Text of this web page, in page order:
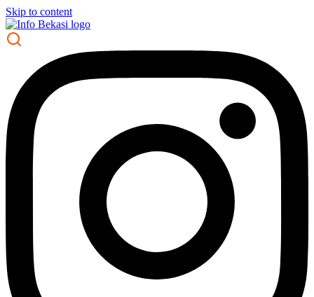
Skip to content